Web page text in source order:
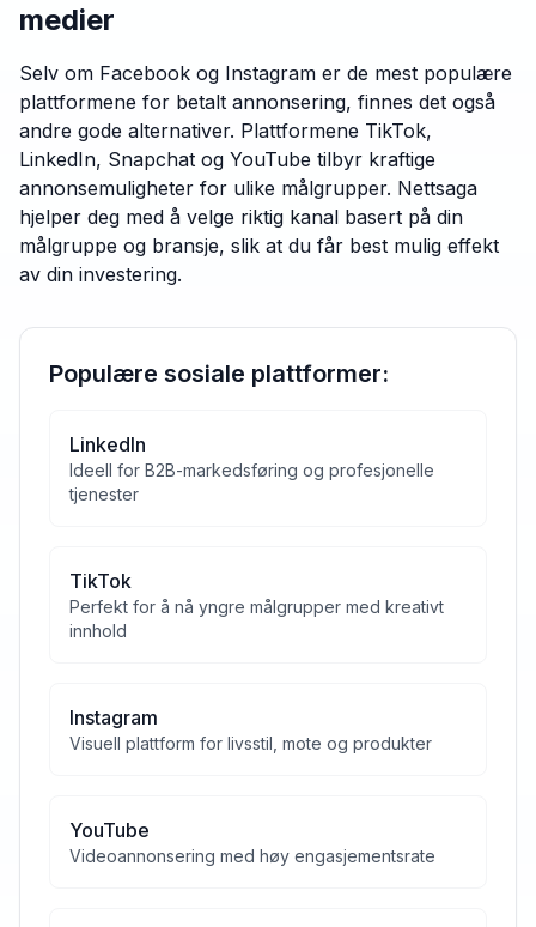
medier
Selv om Facebook og Instagram er de mest populære
plattformene for betalt annonsering, finnes det også
andre gode alternativer. Plattformene TikTok,
LinkedIn, Snapchat og YouTube tilbyr kraftige
annonsemuligheter for ulike målgrupper. Nettsaga
hjelper deg med å velge riktig kanal basert på din
målgruppe og bransje, slik at du får best mulig effekt
av din investering.
Populære sosiale plattformer:
LinkedIn
Ideell for B2B-markedsføring og profesjonelle
tjenester
TikTok
Perfekt for å nå yngre målgrupper med kreativt
innhold
Instagram
Visuell plattform for livsstil, mote og produkter
YouTube
Videoannonsering med høy engasjementsrate